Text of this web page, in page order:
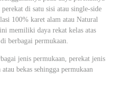
di satu sisi atau single-side
100% karet alam atau Natural
memiliki daya rekat kelas atas
berbagai permukaan.
jenis permukaan, perekat jenis
bekas sehingga permukaan